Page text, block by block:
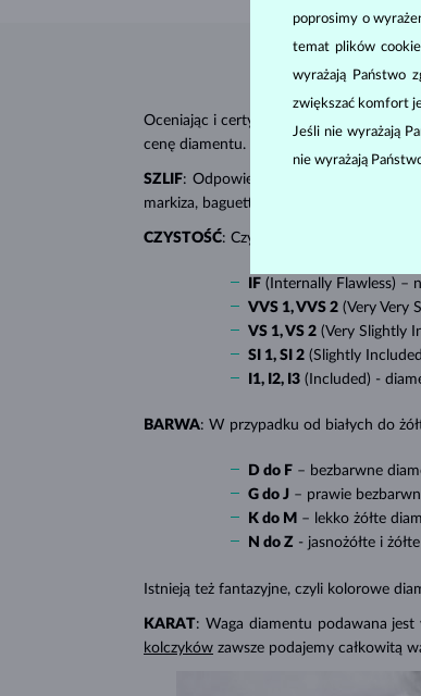
Oceniając i certyfikując
cenę diamentu.
SZLIF: Odpowiedni szlif nadaje
markiza, baguette, serce, łza, owal czy
CZYSTOŚĆ: Czystość określa ilość,
IF (Internally Flawless) –
VVS 1, VVS 2 (Very Very
VS 1, VS 2 (Very Slightly
SI 1, SI 2 (Slightly
I1, I2, I3 (Included) -
BARWA: W przypadku od białych do
D do F – bezbarwne
G do J – prawie
K do M – lekko żółte
N do Z - jasnożółte i
Istnieją też fantazyjne, czyli kolorowe
KARAT: Waga diamentu podawana
kolczyków zawsze podajemy całkowitą
poprosimy o
temat plików
wyrażają Państwo
zwiększać komfort
Jeśli nie wyrażają
nie wyrażają